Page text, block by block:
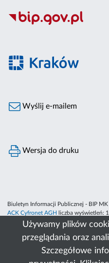
Używamy plików
przeglądania oraz
Szczegółowe
Wyślij e-mailem
Wersja do druku
Biuletyn Informacji Publicznej - BIP
ACK Cyfronet AGH
liczba wyświetleń: